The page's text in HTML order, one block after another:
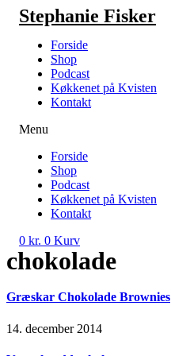
Videre
indhold
Stephanie Fisker
Forside
Shop
Podcast
Køkkenet på Kvisten
Kontakt
Menu
Forside
Shop
Podcast
Køkkenet på Kvisten
Kontakt
0 kr. 0 Kurv
chokolade
Græskar Chokolade Brownies
14. december 2014